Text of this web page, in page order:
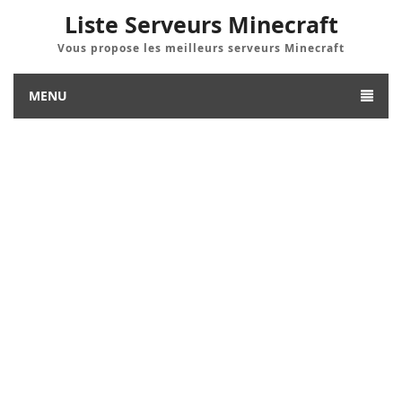
Liste Serveurs Minecraft
Vous propose les meilleurs serveurs Minecraft
MENU